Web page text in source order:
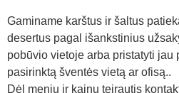
Gaminame karštus ir šaltus
desertus pagal išankstinius
pobūvio vietoje arba pristatyti jau
pasirinktą šventės vietą ar ofisą..
Dėl meniu ir kainų teirautis